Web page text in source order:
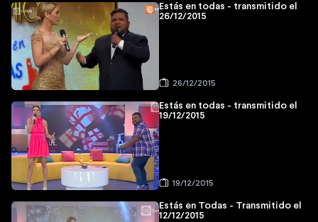
Estás en todas - transmitido el
26/12/2015
26/12/2015
Estás en todas - transmitido el
19/12/2015
19/12/2015
Estás en Todas - Transmitido el
12/12/2015